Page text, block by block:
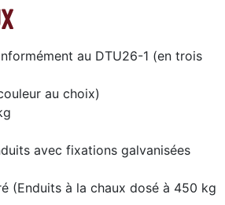
au DTU26-1 (en trois
au choix)
avec fixations galvanisées
(Enduits à la chaux dosé à 450 kg